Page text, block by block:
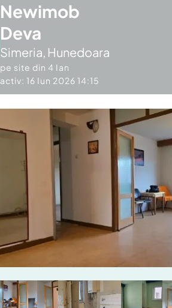
Newimob
Deva
Simeria, Hunedoara
pe site din 4 Ian
activ: 16 Iun 2026 14:15